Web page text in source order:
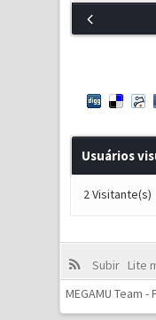
Usuários
2 Visitante(s)
Subir Lite
MEGAMU Team